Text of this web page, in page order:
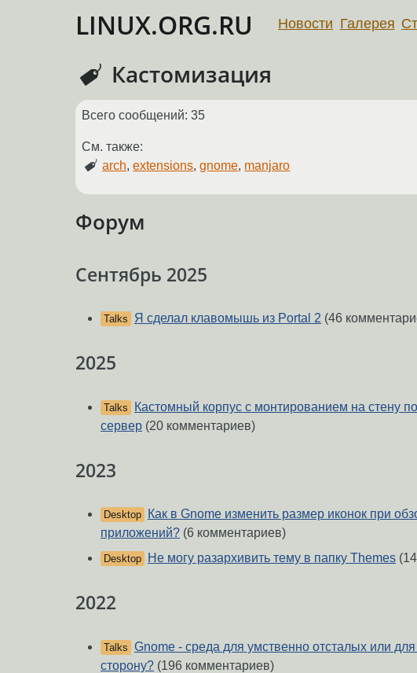
LINUX.ORG.RU Новости Галерея
Кастомизация
Всего сообщений: 35
См. также:
arch,extensions,gnome, manjaro
Форум
Сентябрь 2025
Talks Я сделал клавомышь из Portal 2 (46
2025
Talks
Кастомный корпус с монтированием на стену
сервер (20 комментариев)
2023
Desktop
Как в Gnome изменить размер иконок при
приложений? (6 комментариев)
Desktop Не могу разархивить тему в папку Themes
2022
Talks Gnome - среда для умственно отсталых или
сторону? (196 комментариев)